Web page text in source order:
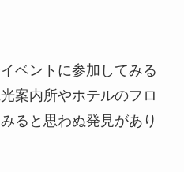
ベントに参加してみる
案内所やホテルのフロ
ると思わぬ発見があり